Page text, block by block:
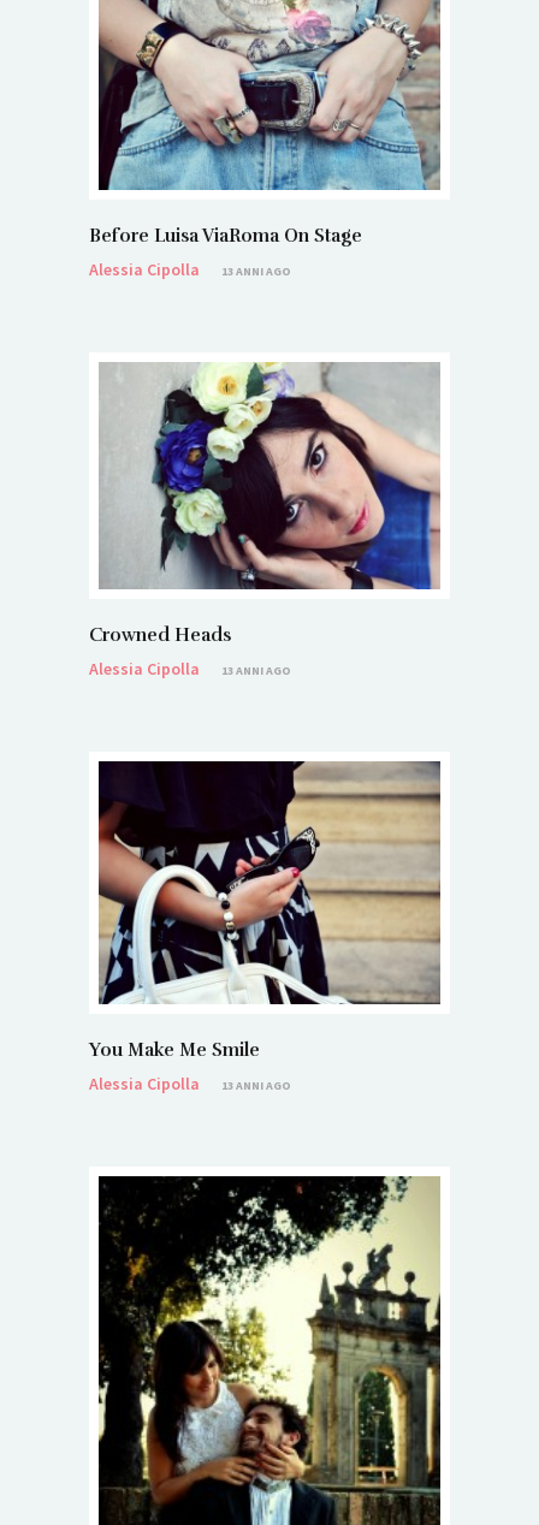
Before Luisa ViaRoma On Stage
Alessia Cipolla
13 ANNI AGO
Crowned Heads
Alessia Cipolla
13 ANNI AGO
You Make Me Smile
Alessia Cipolla
13 ANNI AGO